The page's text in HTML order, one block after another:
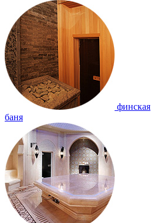
финская
баня